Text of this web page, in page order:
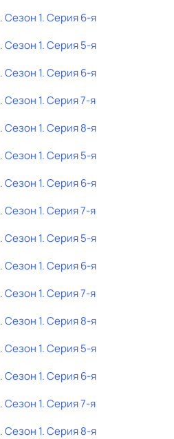
. Сезон 1. Серия 6-я
. Сезон 1. Серия 5-я
. Сезон 1. Серия 6-я
. Сезон 1. Серия 7-я
. Сезон 1. Серия 8-я
. Сезон 1. Серия 5-я
. Сезон 1. Серия 6-я
. Сезон 1. Серия 7-я
. Сезон 1. Серия 5-я
. Сезон 1. Серия 6-я
. Сезон 1. Серия 7-я
. Сезон 1. Серия 8-я
. Сезон 1. Серия 5-я
. Сезон 1. Серия 6-я
. Сезон 1. Серия 7-я
. Сезон 1. Серия 8-я